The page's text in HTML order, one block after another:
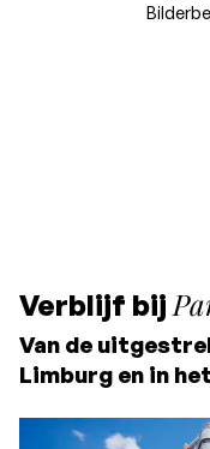
Verblijf bij
Van de
Limburg en in